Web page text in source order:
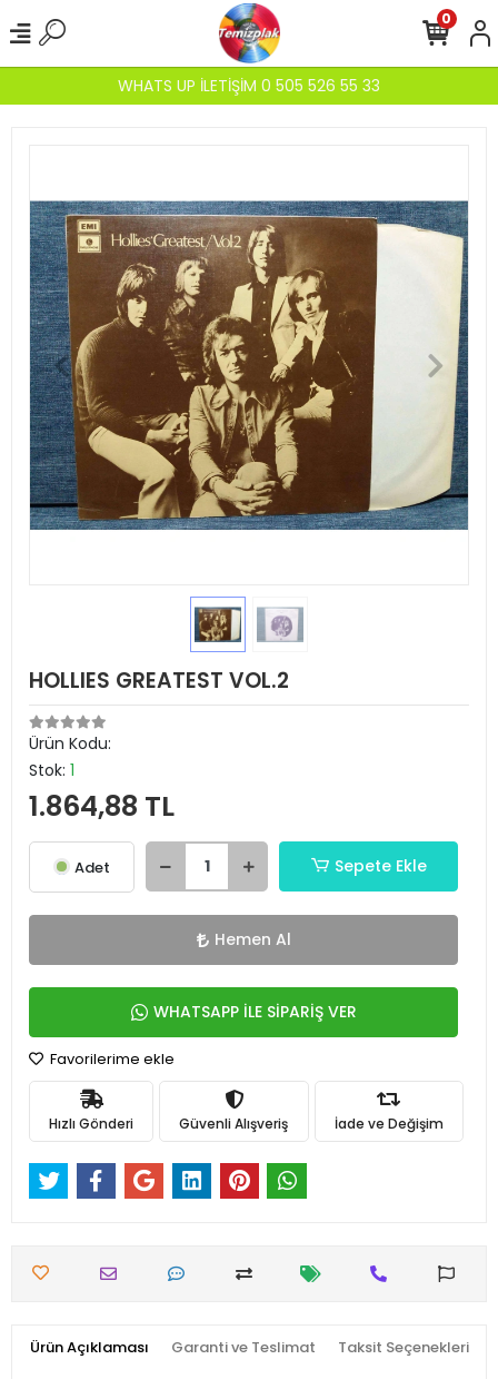
WHATS UP İLETİŞİM 0 505 526 55 33
0
HOLLIES GREATEST VOL.2
Ürün Kodu:
Stok: 1
1.864,88 TL
Adet Sepete Ekle
Hemen Al
WHATSAPP İLE SİPARİŞ VER
Favorilerime ekle
Hızlı Gönderi Güvenli Alışveriş İade ve Değişim
Ürün Açıklaması Garanti ve Teslimat Taksit Seçenekleri